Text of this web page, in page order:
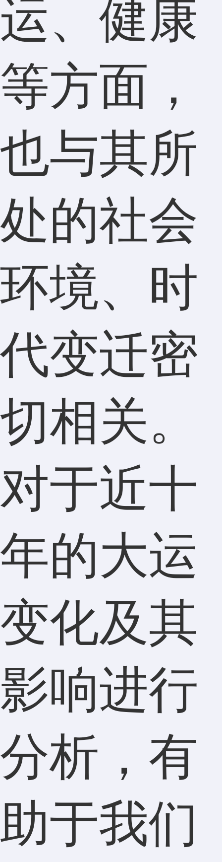
运、健康
等方面，
也与其所
处的社会
环境、时
代变迁密
切相关。
对于近十
年的大运
变化及其
影响进行
分析，有
助于我们